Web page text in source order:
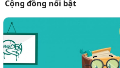
Cộng đồng nổi bật